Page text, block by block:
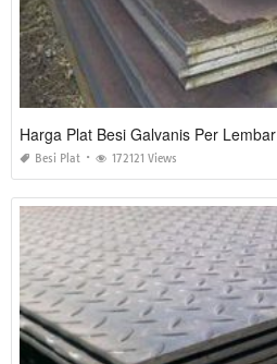
Harga Plat Besi Galvanis Per Lembar
Besi Plat 172121 Views